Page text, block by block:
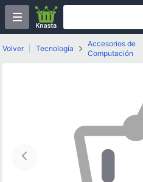
Volver Tecnología
Accesorios de
Computación